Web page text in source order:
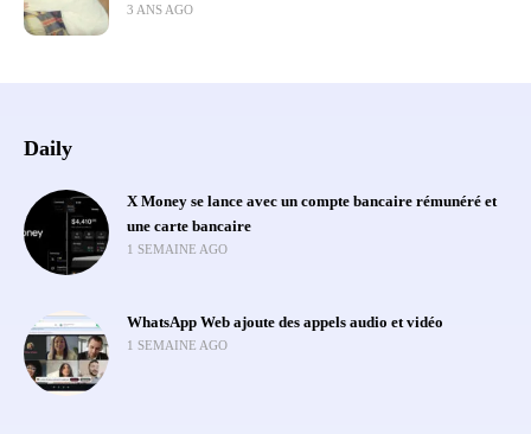
3 ANS AGO
Daily
X Money se lance avec un compte bancaire rémunéré et
une carte bancaire
1 SEMAINE AGO
WhatsApp Web ajoute des appels audio et vidéo
1 SEMAINE AGO